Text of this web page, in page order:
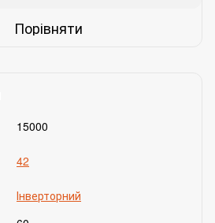
Порівняти
15000
42
Інверторний